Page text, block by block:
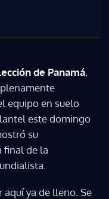
de Panamá,
equipo en suelo
este domingo
su
final de la
aquí ya de lleno. Se